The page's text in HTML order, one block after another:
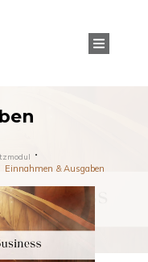
Einnahmen & Ausgaben